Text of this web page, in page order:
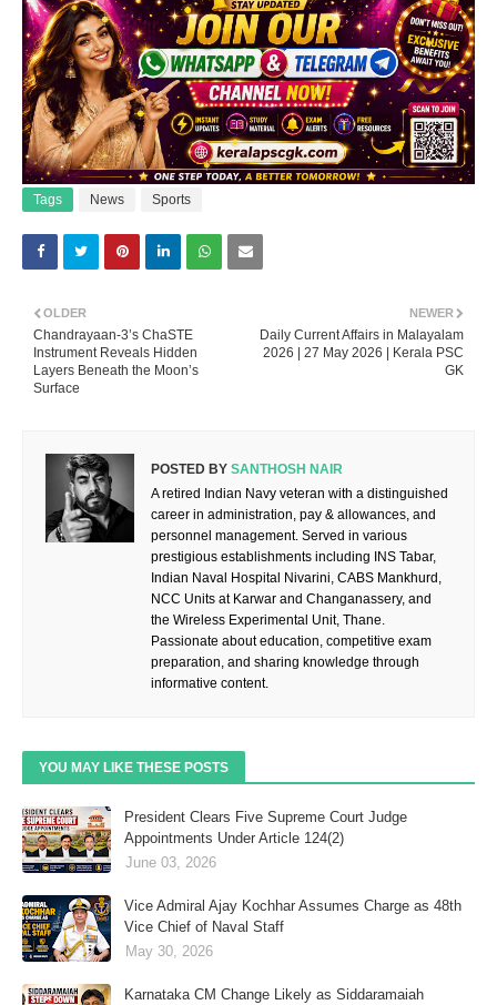
Tags News Sports
NEWER
Daily Current Affairs in Malayalam
2026 | 27 May 2026 | Kerala PSC
GK
OLDER
Chandrayaan-3’s ChaSTE
Instrument Reveals Hidden
Layers Beneath the Moon’s
Surface
POSTED BY SANTHOSH NAIR
A retired Indian Navy veteran with a distinguished
career in administration, pay & allowances, and
personnel management. Served in various
prestigious establishments including INS Tabar,
Indian Naval Hospital Nivarini, CABS Mankhurd,
NCC Units at Karwar and Changanassery, and
the Wireless Experimental Unit, Thane.
Passionate about education, competitive exam
preparation, and sharing knowledge through
informative content.
YOU MAY LIKE THESE POSTS
President Clears Five Supreme Court Judge
Appointments Under Article 124(2)
June 03, 2026
Vice Admiral Ajay Kochhar Assumes Charge as 48th
Vice Chief of Naval Staff
May 30, 2026
Karnataka CM Change Likely as Siddaramaiah